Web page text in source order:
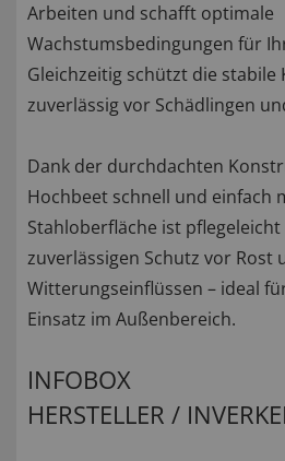
Arbeiten und schafft optimale
Wachstumsbedingungen für
Gleichzeitig schützt die
zuverlässig vor Schädlingen
Dank der durchdachten
Hochbeet schnell und einfach
Stahloberfläche ist
zuverlässigen Schutz vor Rost
Witterungseinflüssen – ideal
Einsatz im Außenbereich.
INFOBOX
HERSTELLER /